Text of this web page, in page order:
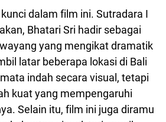
dalam film ini. Sutradara I
Bhatari Sri hadir sebagai
yang mengikat dramatik
latar beberapa lokasi di Bali
indah secara visual, tetapi
kuat yang mempengaruhi
Selain itu, film ini juga diramu